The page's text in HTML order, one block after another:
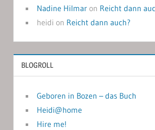
Nadine Hilmaron Reicht dann
heidi on Reicht dann auch?
BLOGROLL
Geboren in Bozen – das Buch
Heidi@home
Hire me!